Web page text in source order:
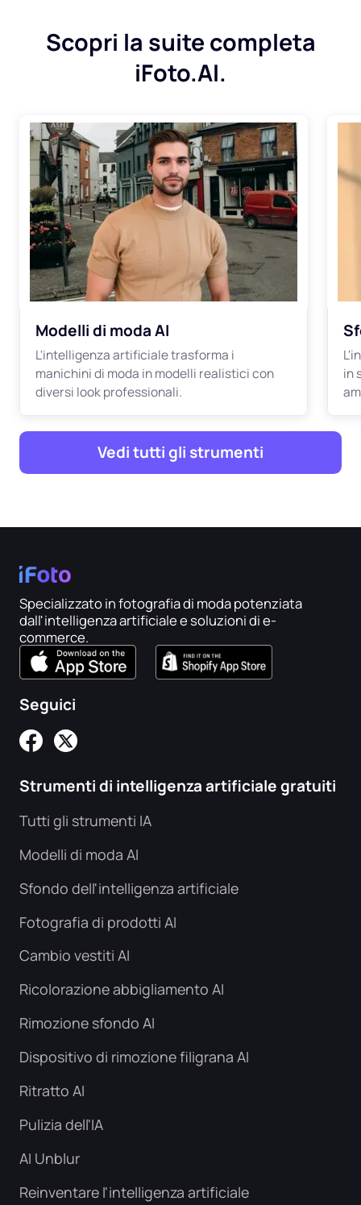
Scopri la suite completa
iFoto.AI.
Modelli di moda AI
L'intelligenza artificiale trasforma i
manichini di moda in modelli realistici con
diversi look professionali.
in
Vedi tutti gli strumenti
Specializzato in fotografia di moda potenziata
dall'intelligenza artificiale e soluzioni di e-
commerce.
Seguici
Strumenti di intelligenza artificiale gratuiti
Tutti gli strumenti IA
Modelli di moda AI
Sfondo dell'intelligenza artificiale
Fotografia di prodotti AI
Cambio vestiti AI
Ricolorazione abbigliamento AI
Rimozione sfondo AI
Dispositivo di rimozione filigrana AI
Ritratto AI
Pulizia dell'IA
AI Unblur
Reinventare l'intelligenza artificiale